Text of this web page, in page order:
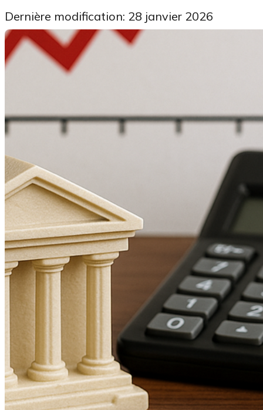
Dernière modification: 28 janvier 2026